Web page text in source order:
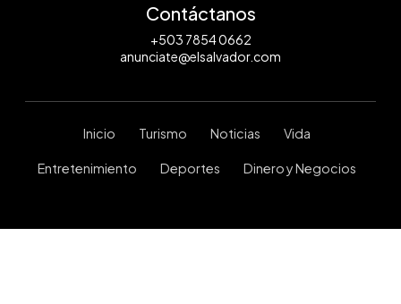
Contáctanos
+503 7854 0662
anunciate@elsalvador.com
Inicio Turismo Noticias Vida
Entretenimiento Deportes Dinero y Negocios